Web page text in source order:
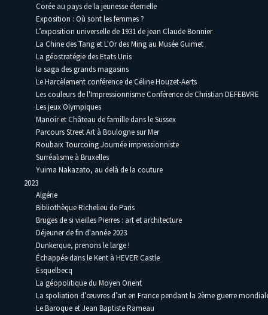
Corée au pays de la jeunesse éternelle
Exposition : Où sont les femmes ?
L’exposition universelle de 1931 de jean Claude Bonnier
La Chine des Tang et L'Or des Ming au Musée Guimet
La géostratégie des Etats Unis
la saga des grands magasins
Le Harcèlement conférence de Céline Houzet-Aerts
Les couleurs de l'Impressionnisme Conférence de Christian DEFEBVRE
Les jeux Olympiques
Manoir et Château de famille dans le Sussex
Parcours Street Art à Boulogne sur Mer
Roubaix Tourcoing Journée impressionniste
Surréalisme à Bruxelles
Yuima Nakazato, au delà de la couture
2023
Algérie
Bibliothèque Richelieu de Paris
Bruges de si vieilles Pierres : art et architecture
Déjeuner de fin d'année 2023
Dunkerque, prenons le large !
Échappée dans le Kent à HEVER Castle
Esquelbecq
La géopolitique du Moyen Orient
La spoliation d’œuvres d’art en France pendant la 2ème guerre
Le Baroque et Jean Baptiste Rameau